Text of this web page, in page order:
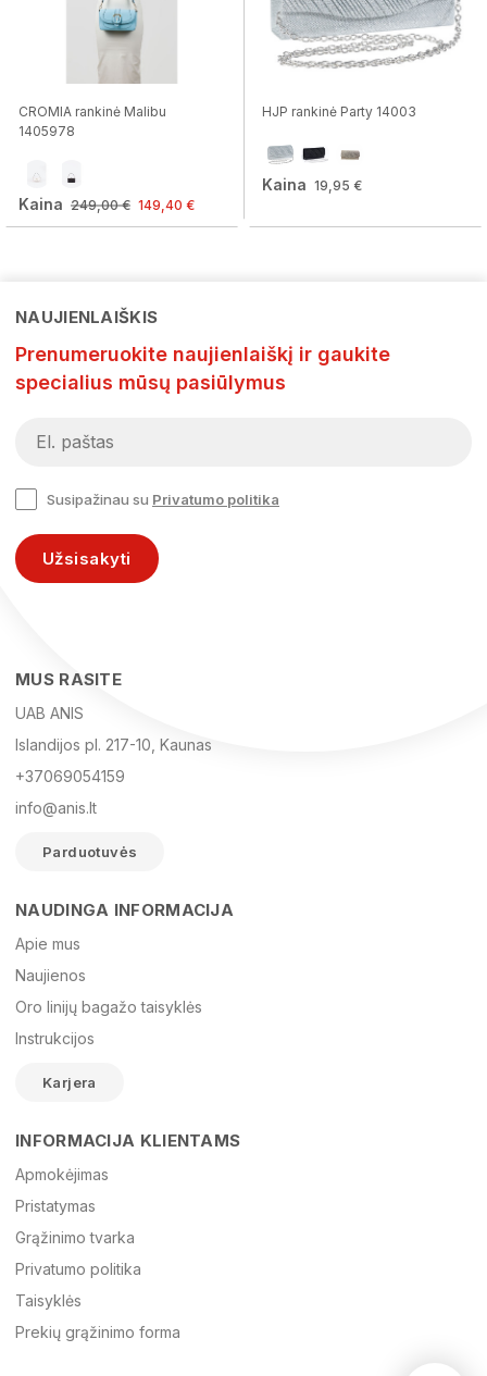
CROMIA rankinė Malibu
1405978
Kaina 249,00 € 149,40 €
HJP rankinė Party 14003
Kaina 19,95 €
El. paštas
Žinutė
NAUJIENLAIŠKIS
Prenumeruokite naujienlaiškį ir gaukite
specialius mūsų pasiūlymus
Susipažinau su Privatumo politika
Užsisakyti
MUS RASITE
UAB ANIS
Islandijos pl. 217-10, Kaunas
+37069054159
info@anis.lt
Parduotuvės
NAUDINGA INFORMACIJA
Apie mus
Naujienos
Oro linijų bagažo taisyklės
Instrukcijos
Karjera
INFORMACIJA KLIENTAMS
Apmokėjimas
Pristatymas
Grąžinimo tvarka
Privatumo politika
Taisyklės
Prekių grąžinimo forma